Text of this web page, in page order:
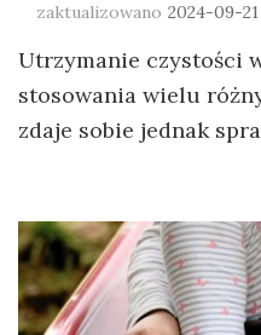
zaktualizowano 2024-09-21
Utrzymanie czystości
stosowania wielu
zdaje sobie jednak